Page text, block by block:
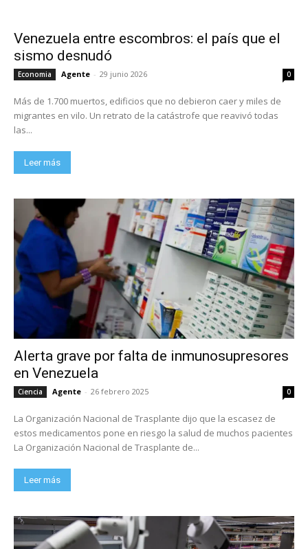
Venezuela entre escombros: el país que el
sismo desnudó
Economia Agente - 29 junio 2026 0
Más de 1.700 muertos, edificios que no debieron caer y miles de
migrantes en vilo. Un retrato de la catástrofe que reavivó todas
las...
Leer más
Alerta grave por falta de inmunosupresores
en Venezuela
Ciencia Agente - 26 febrero 2025 0
La Organización Nacional de Trasplante dijo que la escasez de
estos medicamentos pone en riesgo la salud de muchos pacientes
La Organización Nacional de Trasplante de...
Leer más